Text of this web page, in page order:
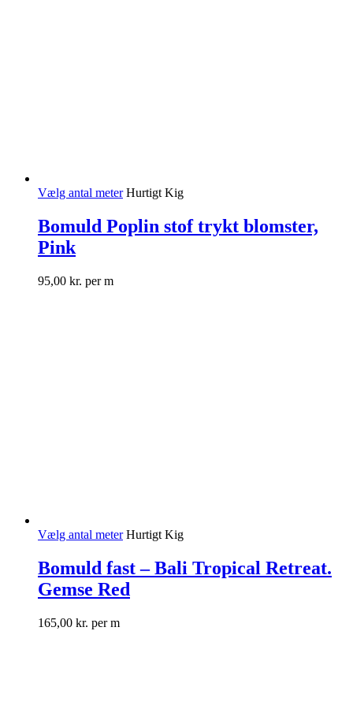
Vælg antal meter Hurtigt Kig
Bomuld Poplin stof trykt blomster,
Pink
95,00 kr. per m
Vælg antal meter Hurtigt Kig
Bomuld fast – Bali Tropical Retreat.
Gemse Red
165,00 kr. per m